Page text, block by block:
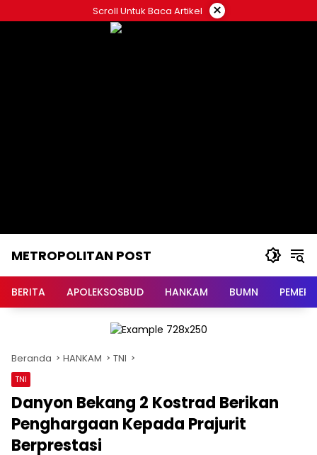
ke
Scroll Untuk Baca Artikel ×
METROPOLITAN POST
BERITA APOLEKSOSBUD HANKAM BUMN
Beranda HANKAM TNI
TNI
Danyon Bekang 2 Kostrad Berikan
Penghargaan Kepada Prajurit
Berprestasi